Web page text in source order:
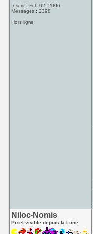
Inscrit : Feb 02, 2006
Messages : 2398
Hors ligne
Niloc-Nomis
Pixel visible depuis la Lune